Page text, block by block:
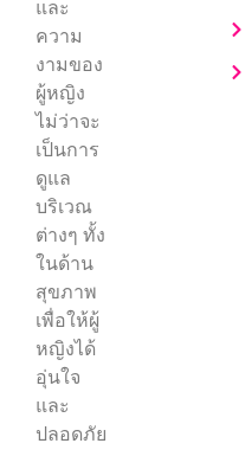
และ
ความ
งามของ
ผู้หญิง
ไม่ว่าจะ
เป็นการ
ดูแล
บริเวณ
ต่างๆ ทั้ง
ในด้าน
สุขภาพ
เพื่อให้ผู้
หญิงได้
อุ่นใจ
และ
ปลอดภัย